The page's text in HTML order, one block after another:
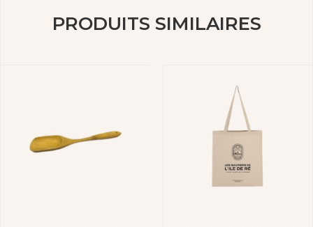
PRODUITS SIMILAIRES